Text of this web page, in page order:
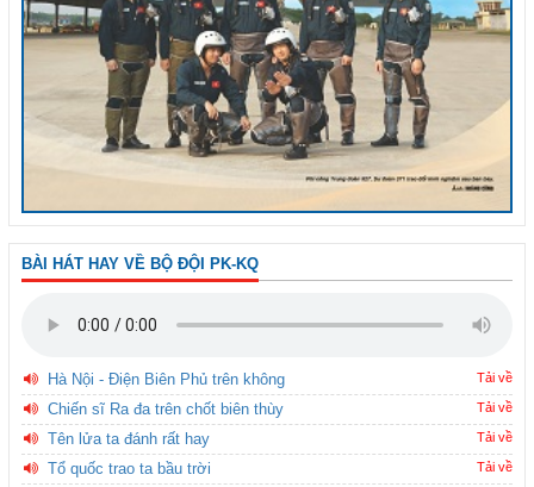
BÀI HÁT HAY VỀ BỘ ĐỘI PK-KQ
Hà Nội - Điện Biên Phủ trên không Tải về
Chiến sĩ Ra đa trên chốt biên thùy Tải về
Tên lửa ta đánh rất hay Tải về
Tổ quốc trao ta bầu trời Tải về